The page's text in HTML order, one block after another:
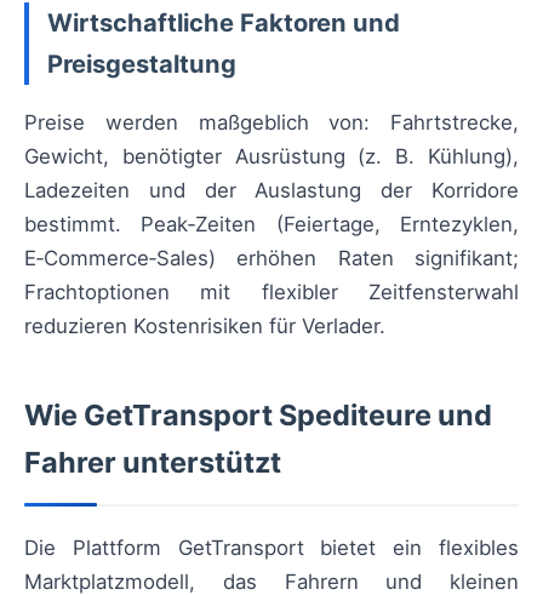
Wirtschaftliche Faktoren und
Preisgestaltung
Preise werden maßgeblich von: Fahrtstrecke,
Gewicht, benötigter Ausrüstung (z. B. Kühlung),
Ladezeiten und der Auslastung der Korridore
bestimmt. Peak‑Zeiten (Feiertage, Erntezyklen,
E‑Commerce‑Sales) erhöhen Raten signifikant;
Frachtoptionen mit flexibler Zeitfensterwahl
reduzieren Kostenrisiken für Verlader.
Wie GetTransport Spediteure und
Fahrer unterstützt
Die Plattform GetTransport bietet ein flexibles
Marktplatzmodell, das Fahrern und kleinen